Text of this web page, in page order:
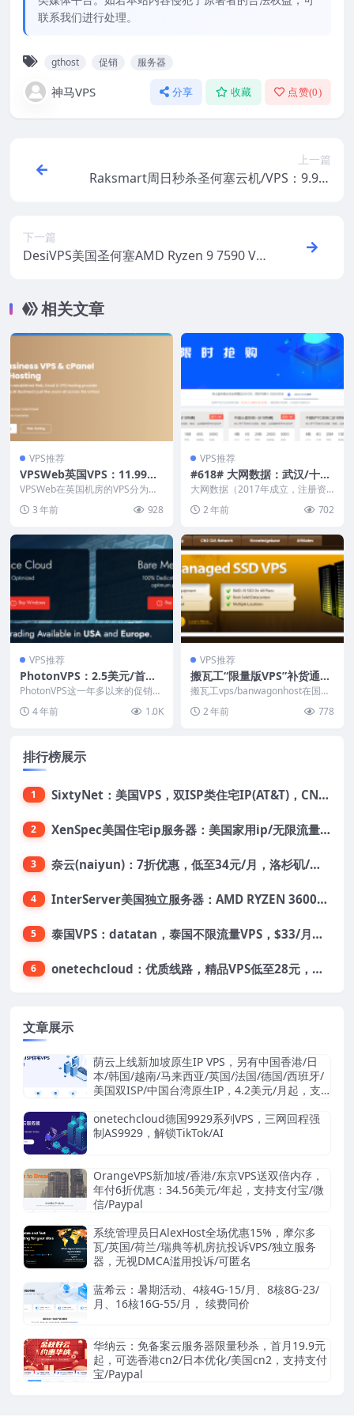
联系我们进行处理。
gthost 促销 服务器
神马VPS 分享 收藏 点赞(0)
上一篇
Raksmart周日秒杀圣何塞云机/VPS：9.9美
下一篇
DesiVPS美国圣何塞AMD Ryzen 9 7590 VP
相关文章
VPS推荐
VPSWeb英国VPS：11.99英
镑/年，无限流量/1Gbps带
宽/可月付，另有独享资源Ry
zen 5950X VDS
VPSWeb在英国机房的VPS分为标
标准K...
3 年前 928
VPS推荐
#618# 大网数据：武汉/十
堰/温州，500G防御+三重集
群防火墙(金盾/傲盾/天机)，
VPS低至618元/年(4G/4C/40
G/15M)，独服385元-32G/3
2C/480GSSD/50M带宽
大网数据（2017年成立，注册资
中618特别...
2 年前 702
VPS推荐
PhotonVPS：2.5美元/首
月，支持支付宝，中国台湾/
美国/日本/韩国/俄罗斯/英
国/荷兰/印度/澳大利亚等机
PhotonVPS这一年多以来的促销非
然后又一个月...
4 年前 1.0K
VPS推荐
搬瓦工“限量版VPS”补货通
知，高端/高速VPS，收藏薅
羊毛！
搬瓦工vps/banwagonhost在国内
G...2 年前 778
排行榜展示
1 SixtyNet：美国VPS，双ISP类住宅IP(AT&T)，CN2 GIA网络，超高DDoS防御，$14/月，2G内存/2核/40gSSD/5T流量/10Gbps带宽
2 XenSpec美国住宅ip服务器：美国家用ip/无限流量/10Gbps独享带宽/449美元/月起，支持支付宝
3 奈云(naiyun)：7折优惠，低至34元/月，洛杉矶/香港机房，三网CN2 GIA/CUII/高防保护，解锁Chatgpt/Tiktok
4 InterServer美国独立服务器：AMD RYZEN 3600X处理器，75美元/月，送40美元
5 泰国VPS：datatan，泰国不限流量VPS，$33/月，4G内存/3核/60gSSD
6 onetechcloud：优质线路，精品VPS低至28元，美国三网原生CN2 GIA（高防可选）、香港CN2、韩国CN2
文章展示
荫云上线新加坡原生IP VPS，另有中国香港/日
本/韩国/越南/马来西亚/英国/法国/德国/西班牙/
美国双ISP/中国台湾原生IP，4.2美元/月起，支
onetechcloud德国9929系列VPS，三网回程强
制AS9929，解锁TikTok/AI
OrangeVPS新加坡/香港/东京VPS送双倍内存，
年付6折优惠：34.56美元/年起，支持支付宝/微
信/Paypal
系统管理员日AlexHost全场优惠15%，摩尔多
瓦/英国/荷兰/瑞典等机房抗投诉VPS/独立服务
器，无视DMCA滥用投诉/可匿名
蓝希云：暑期活动、4核4G-15/月、8核8G-23/
月、16核16G-55/月， 续费同价
华纳云：免备案云服务器限量秒杀，首月19.9元
起，可选香港cn2/日本优化/美国cn2，支持支付
宝/Paypal